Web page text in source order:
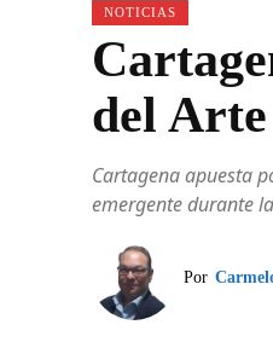
NOTICIAS
del
Cartagena apuesta
emergente durante
Por